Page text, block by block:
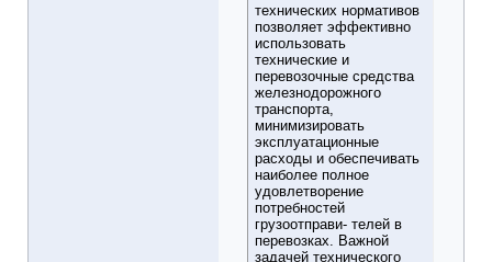
технических нормативов
позволяет эффективно
использовать
технические и
перевозочные средства
железнодорожного
транспорта,
минимизировать
эксплуатационные
расходы и обеспечивать
наиболее полное
удовлетворение
потребностей
грузоотправи- телей в
перевозках. Важной
задачей технического